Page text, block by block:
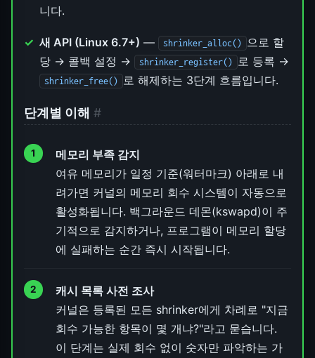
니다.
새 API (Linux 6.7+) — shrinker_alloc() 으로 할
당 → 콜백 설정 → shrinker_register() 로 등록 →
shrinker_free() 로 해제하는 3단계 흐름입니다.
단계별 이해 #
메모리 부족 감지
여유 메모리가 일정 기준(워터마크) 아래로 내
려가면 커널의 메모리 회수 시스템이 자동으로
활성화됩니다. 백그라운드 데몬(kswapd)이 주
기적으로 감지하거나, 프로그램이 메모리 할당
에 실패하는 순간 즉시 시작됩니다.
캐시 목록 사전 조사
커널은 등록된 모든 shrinker에게 차례로 "지금
회수 가능한 항목이 몇 개냐?"라고 묻습니다.
이 단계는 실제 회수 없이 숫자만 파악하는 가